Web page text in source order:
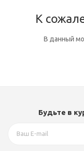
К
В данный
Будьте в